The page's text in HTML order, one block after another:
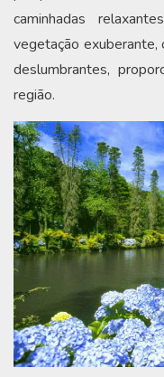
caminhadas
vegetação
deslumbrantes,
região.